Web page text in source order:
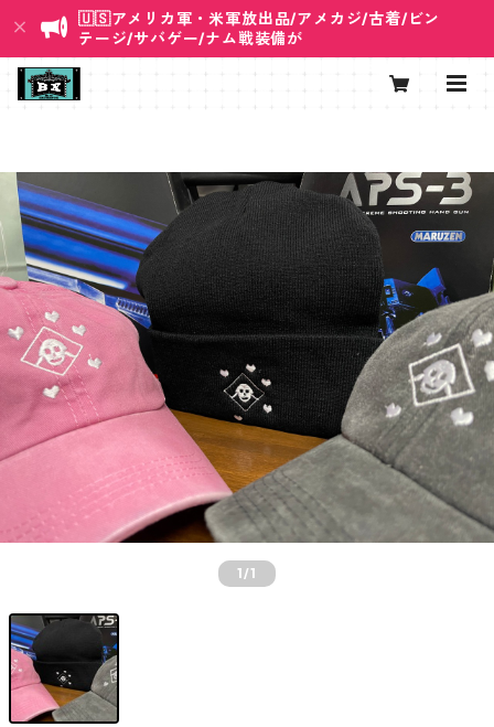
🇺🇸アメリカ軍・米軍放出品/アメカジ/古着/ビン
テージ/サバゲー/ナム戦装備が
1/1